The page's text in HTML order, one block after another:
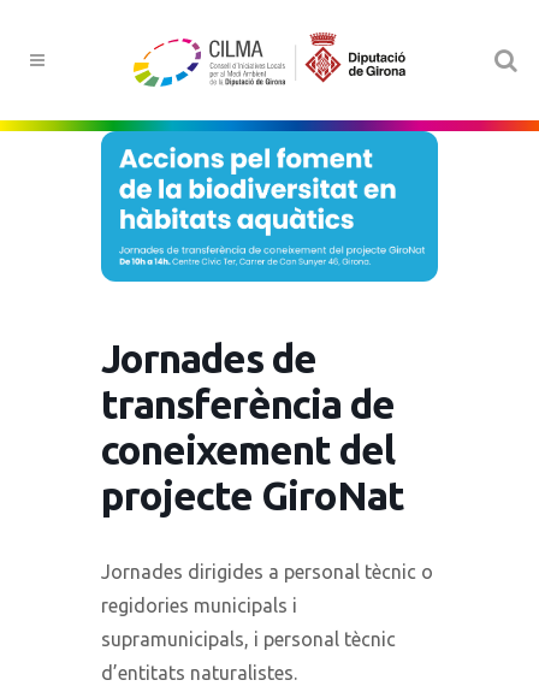
Jornades de
transferència de
coneixement del
projecte GiroNat
Jornades dirigides a personal tècnic o
regidories municipals i
supramunicipals, i personal tècnic
d’entitats naturalistes.